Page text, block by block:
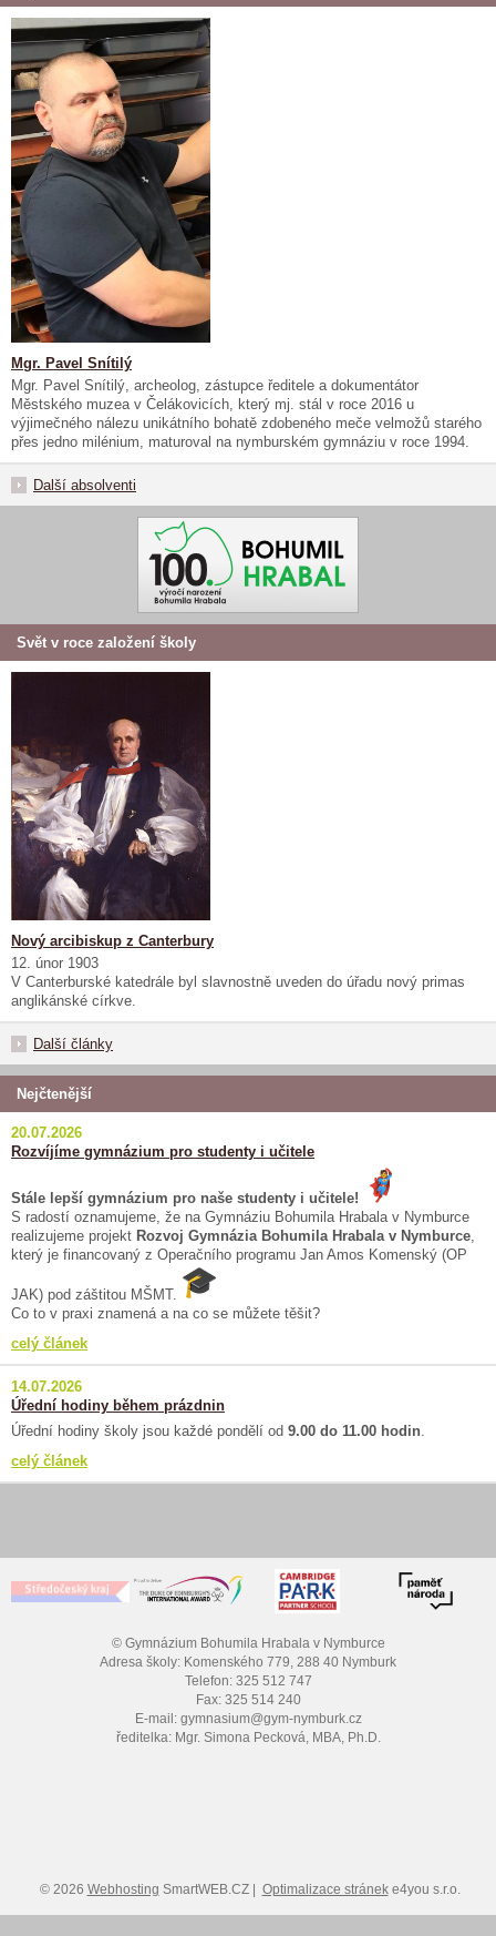
Mgr. Pavel Snítilý
Mgr. Pavel Snítilý, archeolog, zástupce ředitele a dokumentátor
Městského muzea v Čelákovicích, který mj. stál v roce 2016 u
výjimečného nálezu unikátního bohatě zdobeného meče velmožů starého
přes jedno milénium, maturoval na nymburském gymnáziu v roce 1994.
Další absolventi
Svět v roce založení školy
Nový arcibiskup z Canterbury
12. únor 1903
V Canterburské katedrále byl slavnostně uveden do úřadu nový primas
anglikánské církve.
Další články
Nejčtenější
20.07.2026
Rozvíjíme gymnázium pro studenty i učitele
Stále lepší gymnázium pro naše studenty i učitele!
S radostí oznamujeme, že na Gymnáziu Bohumila Hrabala v Nymburce
realizujeme projekt Rozvoj Gymnázia Bohumila Hrabala v Nymburce,
který je financovaný z Operačního programu Jan Amos Komenský (OP
JAK) pod záštitou MŠMT.
Co to v praxi znamená a na co se můžete těšit?
celý článek
14.07.2026
Úřední hodiny během prázdnin
Úřední hodiny školy jsou každé pondělí od 9.00 do 11.00 hodin.
celý článek
© Gymnázium Bohumila Hrabala v Nymburce
Adresa školy: Komenského 779, 288 40 Nymburk
Telefon: 325 512 747
Fax: 325 514 240
E-mail: gymnasium@gym-nymburk.cz
ředitelka: Mgr. Simona Pecková, MBA, Ph.D.
© 2026 Webhosting SmartWEB.CZ | Optimalizace stráneke4you s.r.o.